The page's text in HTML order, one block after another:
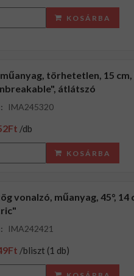
KOSÁRBA
törhetetlen, 15 cm,
átlátszó
IMA245320
/db
KOSÁRBA
vonalzó, műanyag, 45°, 14
IMA242421
/bliszt (1 db)